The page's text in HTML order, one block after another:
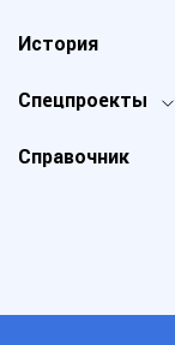
Спецпроекты
История
Справочник